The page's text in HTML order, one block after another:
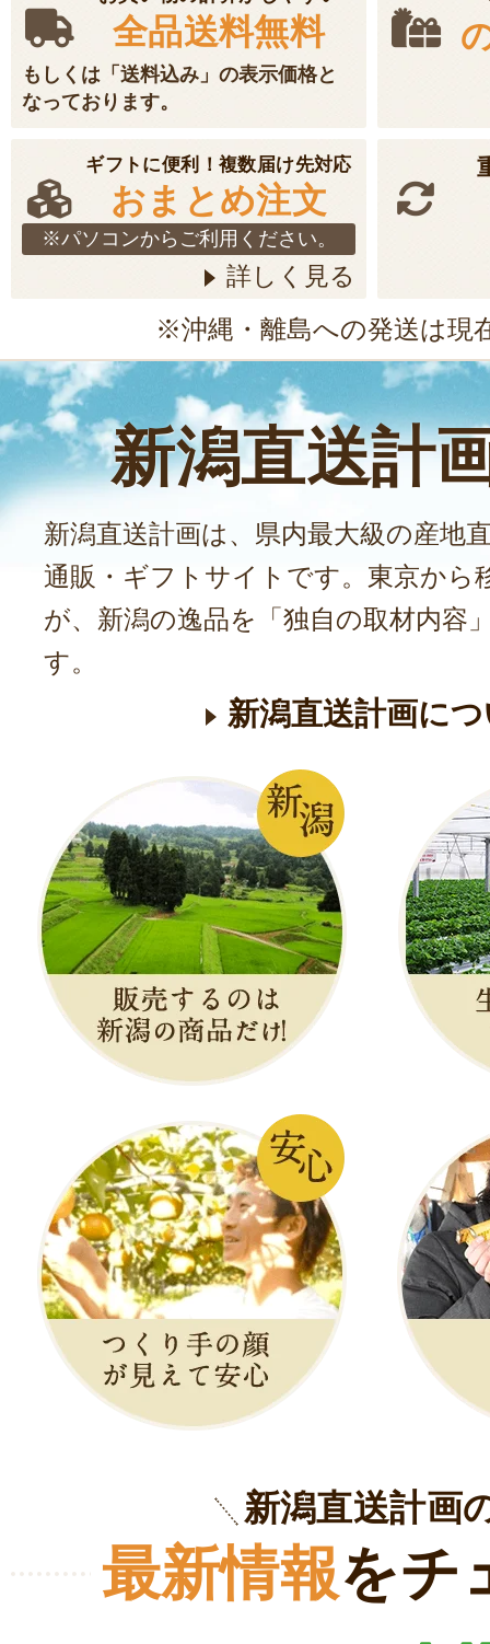
全品送料無料
もしくは「送料込み」の表示価格と
なっております。
ギフトに便利！複数届け先対応
おまとめ注文
※パソコンからご利用ください。
詳しく見る
※沖縄・離島への発送は現
新潟直送計
新潟直送計画は、県内最大級の産地
通販・ギフトサイトです。東京から
が、新潟の逸品を「独自の取材内容
す。
新潟直送計画に
新潟直送計画
最新情報をチ